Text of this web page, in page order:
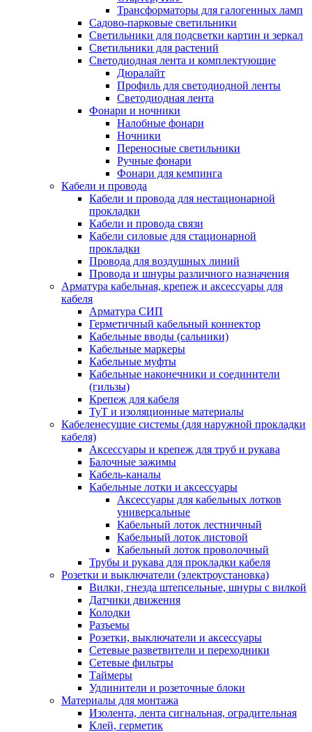
Трансформаторы для галогенных ламп
Садово-парковые светильники
Светильники для подсветки картин и зеркал
Светильники для растений
Светодиодная лента и комплектующие
Дюралайт
Профиль для светодиодной ленты
Светодиодная лента
Фонари и ночники
Налобные фонари
Ночники
Переносные светильники
Ручные фонари
Фонари для кемпинга
Кабели и провода
Кабели и провода для нестационарной
прокладки
Кабели и провода связи
Кабели силовые для стационарной
прокладки
Провода для воздушных линий
Провода и шнуры различного назначения
Арматура кабельная, крепеж и аксессуары для
кабеля
Арматура СИП
Герметичный кабельный коннектор
Кабельные вводы (сальники)
Кабельные маркеры
Кабельные муфты
Кабельные наконечники и соединители
(гильзы)
Крепеж для кабеля
ТуТ и изоляционные материалы
Кабеленесущие системы (для наружной прокладки
кабеля)
Аксессуары и крепеж для труб и рукава
Балочные зажимы
Кабель-каналы
Кабельные лотки и аксессуары
Аксессуары для кабельных лотков
универсальные
Кабельный лоток лестничный
Кабельный лоток листовой
Кабельный лоток проволочный
Трубы и рукава для прокладки кабеля
Розетки и выключатели (электроустановка)
Вилки, гнезда штепсельные, шнуры с вилкой
Датчики движения
Колодки
Разъемы
Розетки, выключатели и аксессуары
Сетевые разветвители и переходники
Сетевые фильтры
Таймеры
Удлинители и розеточные блоки
Материалы для монтажа
Изолента, лента сигнальная, оградительная
Клей, герметик